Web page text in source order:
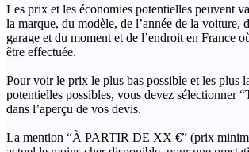
Les prix et les économies potentielles peuvent
la marque, du modèle, de l’année de la voiture,
garage et du moment et de l’endroit en France
être effectuée.
Pour voir le prix le plus bas possible et les plus
potentielles possibles, vous devez sélectionner
dans l’aperçu de vos devis.
La mention “À PARTIR DE XX €” (prix